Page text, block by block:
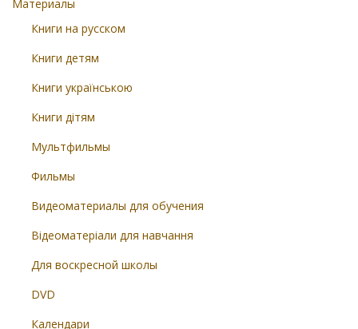
Материалы
Книги на русском
Книги детям
Книги українською
Книги дітям
Мультфильмы
Фильмы
Видеоматериалы для обучения
Відеоматеріали для навчання
Для воскресной школы
DVD
Календари